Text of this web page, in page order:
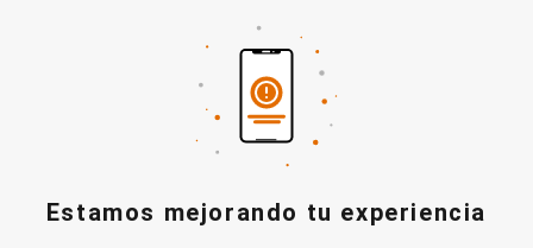
Estamos mejorando tu experiencia